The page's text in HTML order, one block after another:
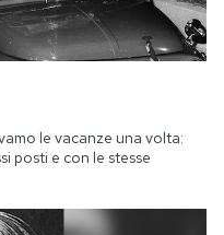
le vacanze una volta:
posti e con le stesse